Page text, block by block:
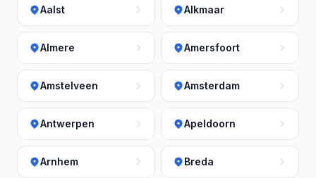
Aalst Alkmaar
Almere Amersfoort
Amstelveen Amsterdam
Antwerpen Apeldoorn
Arnhem Breda